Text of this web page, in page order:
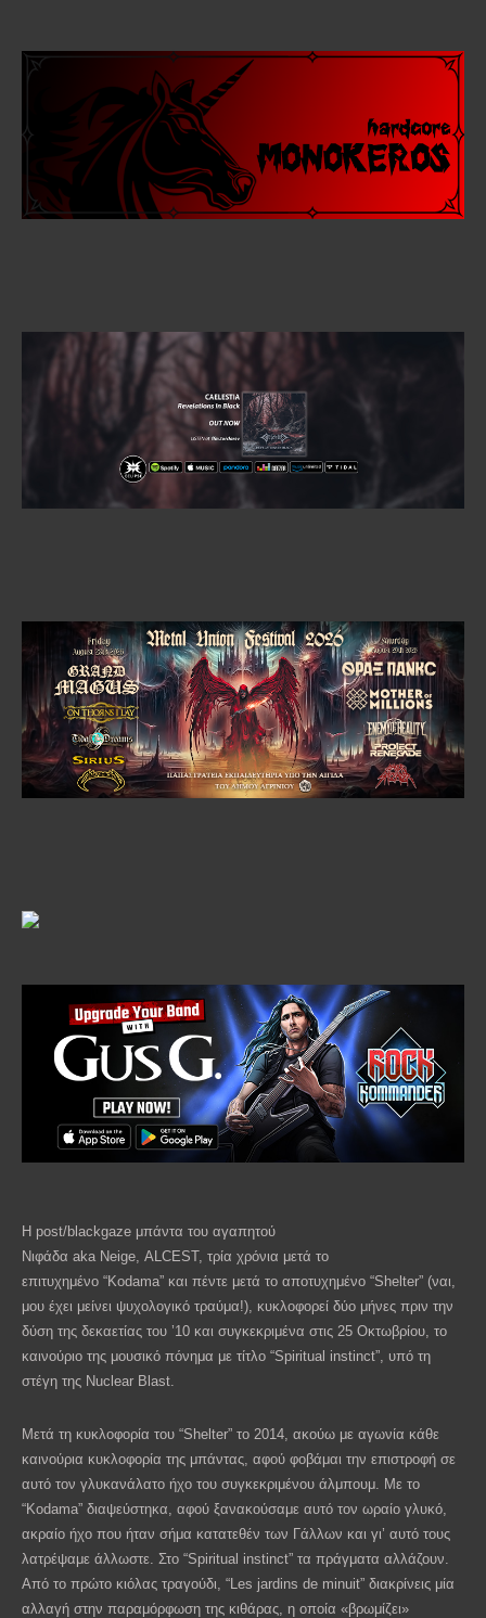
Η post/blackgaze μπάντα του αγαπητού
Νιφάδα aka Neige ALCEST, τρία χρόνια μετά το
επιτυχημένο “Kodama” και πέντε μετά το αποτυχημένο “Shelter” (ναι,
μου έχει μείνει ψυχολογικό τραύμα!), κυκλοφορεί δύο μήνες πριν την
δύση της δεκαετίας του ’10 και συγκεκριμένα στις 25 Οκτωβρίου, το
καινούριο της μουσικό πόνημα με τίτλο “Spiritual instinct” , υπό τη
στέγη της Nuclear Blast
Μετά τη κυκλοφορία του “Shelter” το 2014, ακούω με αγωνία κάθε
καινούρια κυκλοφορία της μπάντας, αφού φοβάμαι την επιστροφή σε
αυτό τον γλυκανάλατο ήχο του συγκεκριμένου άλμπουμ. Με το
“Kodama” διαψεύστηκα, αφού ξανακούσαμε αυτό τον ωραίο γλυκό,
ακραίο ήχο που ήταν σήμα κατατεθέν των Γάλλων και γι’ αυτό τους
λατρέψαμε άλλωστε. Στο “Spiritual instinct” τα πράγματα αλλάζουν.
Από το πρώτο κιόλας τραγούδι, “Les jardins de minuit” διακρίνεις μία
αλλαγή στην παραμόρφωση της κιθάρας, η οποία «βρωμίζει»